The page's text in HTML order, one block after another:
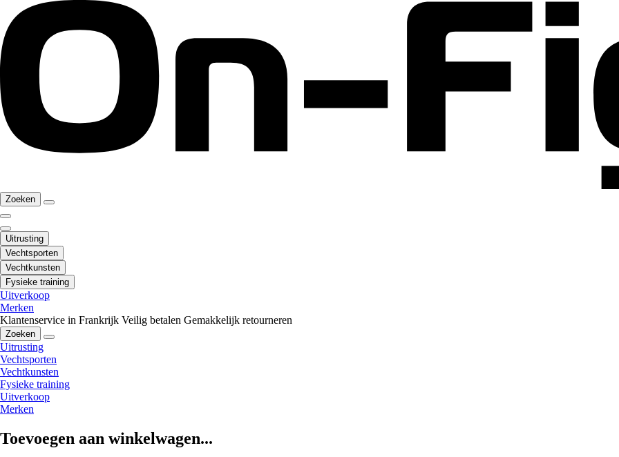
Zoeken
Uitrusting
Vechtsporten
Vechtkunsten
Fysieke training
Uitverkoop
Merken
Klantenservice in Frankrijk Veilig betalen Gemakkelijk retourneren
Zoeken
Uitrusting
Vechtsporten
Vechtkunsten
Fysieke training
Uitverkoop
Merken
Toevoegen aan winkelwagen...